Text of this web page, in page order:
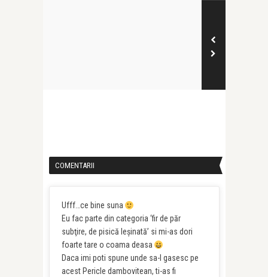
COMENTARII
Ufff…ce bine suna
Eu fac parte din categoria ‘fir de păr
subţire, de pisică leşinată’ si mi-as dori
foarte tare o coama deasa
Daca imi poti spune unde sa-l gasesc pe
acest Pericle dambovitean, ti-as fi